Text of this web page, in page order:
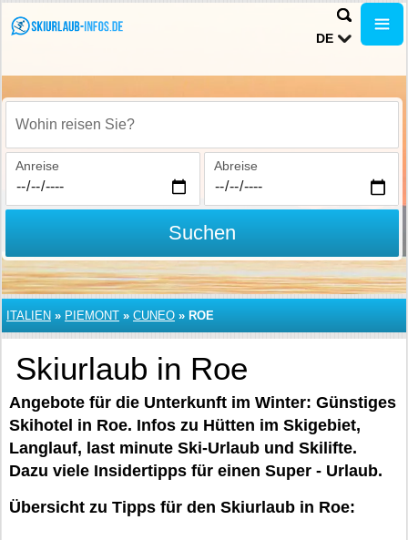
DE
Wohin reisen Sie?
Anreise Abreise
Suchen
ITALIEN » PIEMONT » CUNEO » ROE
Skiurlaub in Roe
Angebote für die Unterkunft im Winter: Günstiges
Skihotel in Roe. Infos zu Hütten im Skigebiet,
Langlauf, last minute Ski-Urlaub und Skilifte.
Dazu viele Insidertipps für einen Super - Urlaub.
Übersicht zu Tipps für den Skiurlaub in Roe: